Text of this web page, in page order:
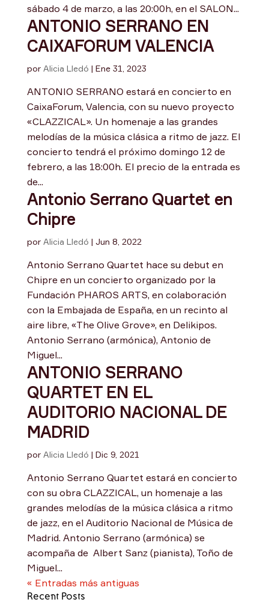
sábado 4 de marzo, a las 20:00h, en el SALON...
ANTONIO SERRANO EN
CAIXAFORUM VALENCIA
por Alicia Lledó | Ene 31, 2023
ANTONIO SERRANO estará en concierto en
CaixaForum, Valencia, con su nuevo proyecto
«CLAZZICAL». Un homenaje a las grandes
melodías de la música clásica a ritmo de jazz. El
concierto tendrá el próximo domingo 12 de
febrero, a las 18:00h. El precio de la entrada es
de...
Antonio Serrano Quartet en
Chipre
por Alicia Lledó | Jun 8, 2022
Antonio Serrano Quartet hace su debut en
Chipre en un concierto organizado por la
Fundación PHAROS ARTS, en colaboración
con la Embajada de España, en un recinto al
aire libre, «The Olive Grove», en Delikipos.
Antonio Serrano (armónica), Antonio de
Miguel...
ANTONIO SERRANO
QUARTET EN EL
AUDITORIO NACIONAL DE
MADRID
por Alicia Lledó | Dic 9, 2021
Antonio Serrano Quartet estará en concierto
con su obra CLAZZICAL, un homenaje a las
grandes melodías de la música clásica a ritmo
de jazz, en el Auditorio Nacional de Música de
Madrid. Antonio Serrano (armónica) se
acompaña de Albert Sanz (pianista), Toño de
Miguel...
« Entradas más antiguas
Recent Posts